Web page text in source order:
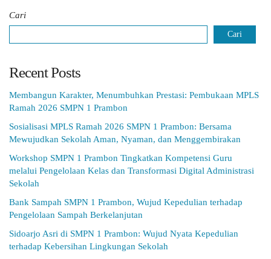
Cari
Cari
Recent Posts
Membangun Karakter, Menumbuhkan Prestasi: Pembukaan MPLS
Ramah 2026 SMPN 1 Prambon
Sosialisasi MPLS Ramah 2026 SMPN 1 Prambon: Bersama
Mewujudkan Sekolah Aman, Nyaman, dan Menggembirakan
Workshop SMPN 1 Prambon Tingkatkan Kompetensi Guru
melalui Pengelolaan Kelas dan Transformasi Digital Administrasi
Sekolah
Bank Sampah SMPN 1 Prambon, Wujud Kepedulian terhadap
Pengelolaan Sampah Berkelanjutan
Sidoarjo Asri di SMPN 1 Prambon: Wujud Nyata Kepedulian
terhadap Kebersihan Lingkungan Sekolah